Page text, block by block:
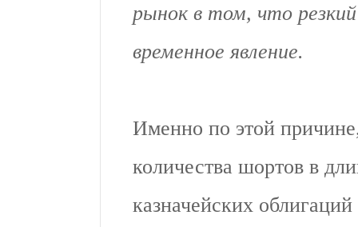
рынок в том, что
временное явление.
Именно по этой
количества шортов в
казначейских